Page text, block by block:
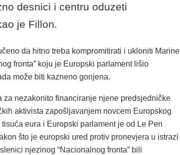
desnici i centru oduzeti
je Fillon.
da hitno treba kompromitirati i ukloniti Marine
fronta” koju je Europski parlament lišio
može biti kazneno gonjena.
za nezakonito financiranje njene predsjedničke
aktivista zapošljavanjem novcem Europskog
eura i Europski parlament je od Le Pen
što je europski ured protiv pronevjera u istrazi
njezinog “Nacionalnog fronta” bili